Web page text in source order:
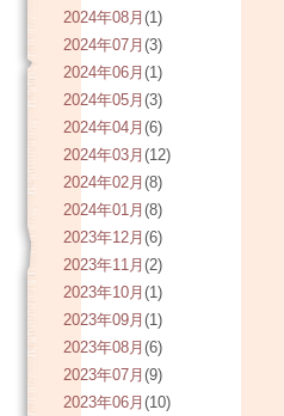
2024年08月 (1)
2024年07月 (3)
2024年06月 (1)
2024年05月 (3)
2024年04月 (6)
2024年03月 (12)
2024年02月 (8)
2024年01月 (8)
2023年12月 (6)
2023年11月 (2)
2023年10月 (1)
2023年09月 (1)
2023年08月 (6)
2023年07月 (9)
2023年06月 (10)